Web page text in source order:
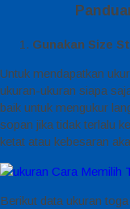
Gunakan Size
Untuk mendapatkan
ukuran-ukuran siapa
baik untuk mengukur
sopan jika tidak terlalu
ketat atau kebesaran
Berikut data ukuran